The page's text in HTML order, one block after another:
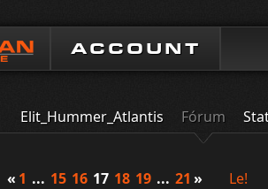
ACCOUNT
Elit_Hummer_Atlantis Fórum
« 1 ... 15 16 17 18 19 ... 21 » Le!